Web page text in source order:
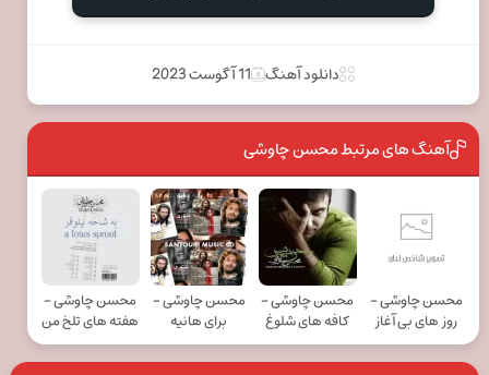
دانلود آهنگ 11 آگوست 2023
آهنگ های مرتبط محسن چاوشی
محسن چاوشی -
روز های بی آغاز
محسن چاوشی -
کافه های شلوغ
محسن چاوشی -
برای هانیه
محسن چاوشی -
هفته های تلخ من